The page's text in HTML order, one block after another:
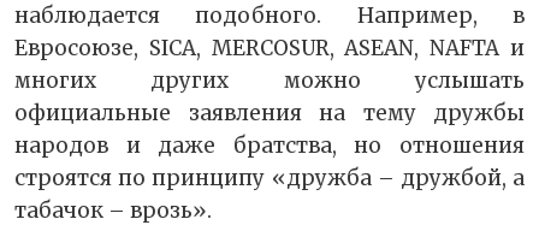
наблюдается подобного. Например, в
Евросоюзе, SICA, MERCOSUR, ASEAN, NAFTA и
многих других можно услышать
официальные заявления на тему дружбы
народов и даже братства, но отношения
строятся по принципу «дружба – дружбой, а
табачок – врозь».